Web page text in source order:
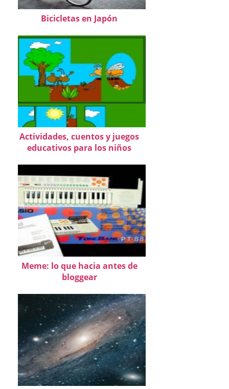
Bicicletas en Japón
Actividades, cuentos y juegos
educativos para los niños
Meme: lo que hacia antes de
bloggear